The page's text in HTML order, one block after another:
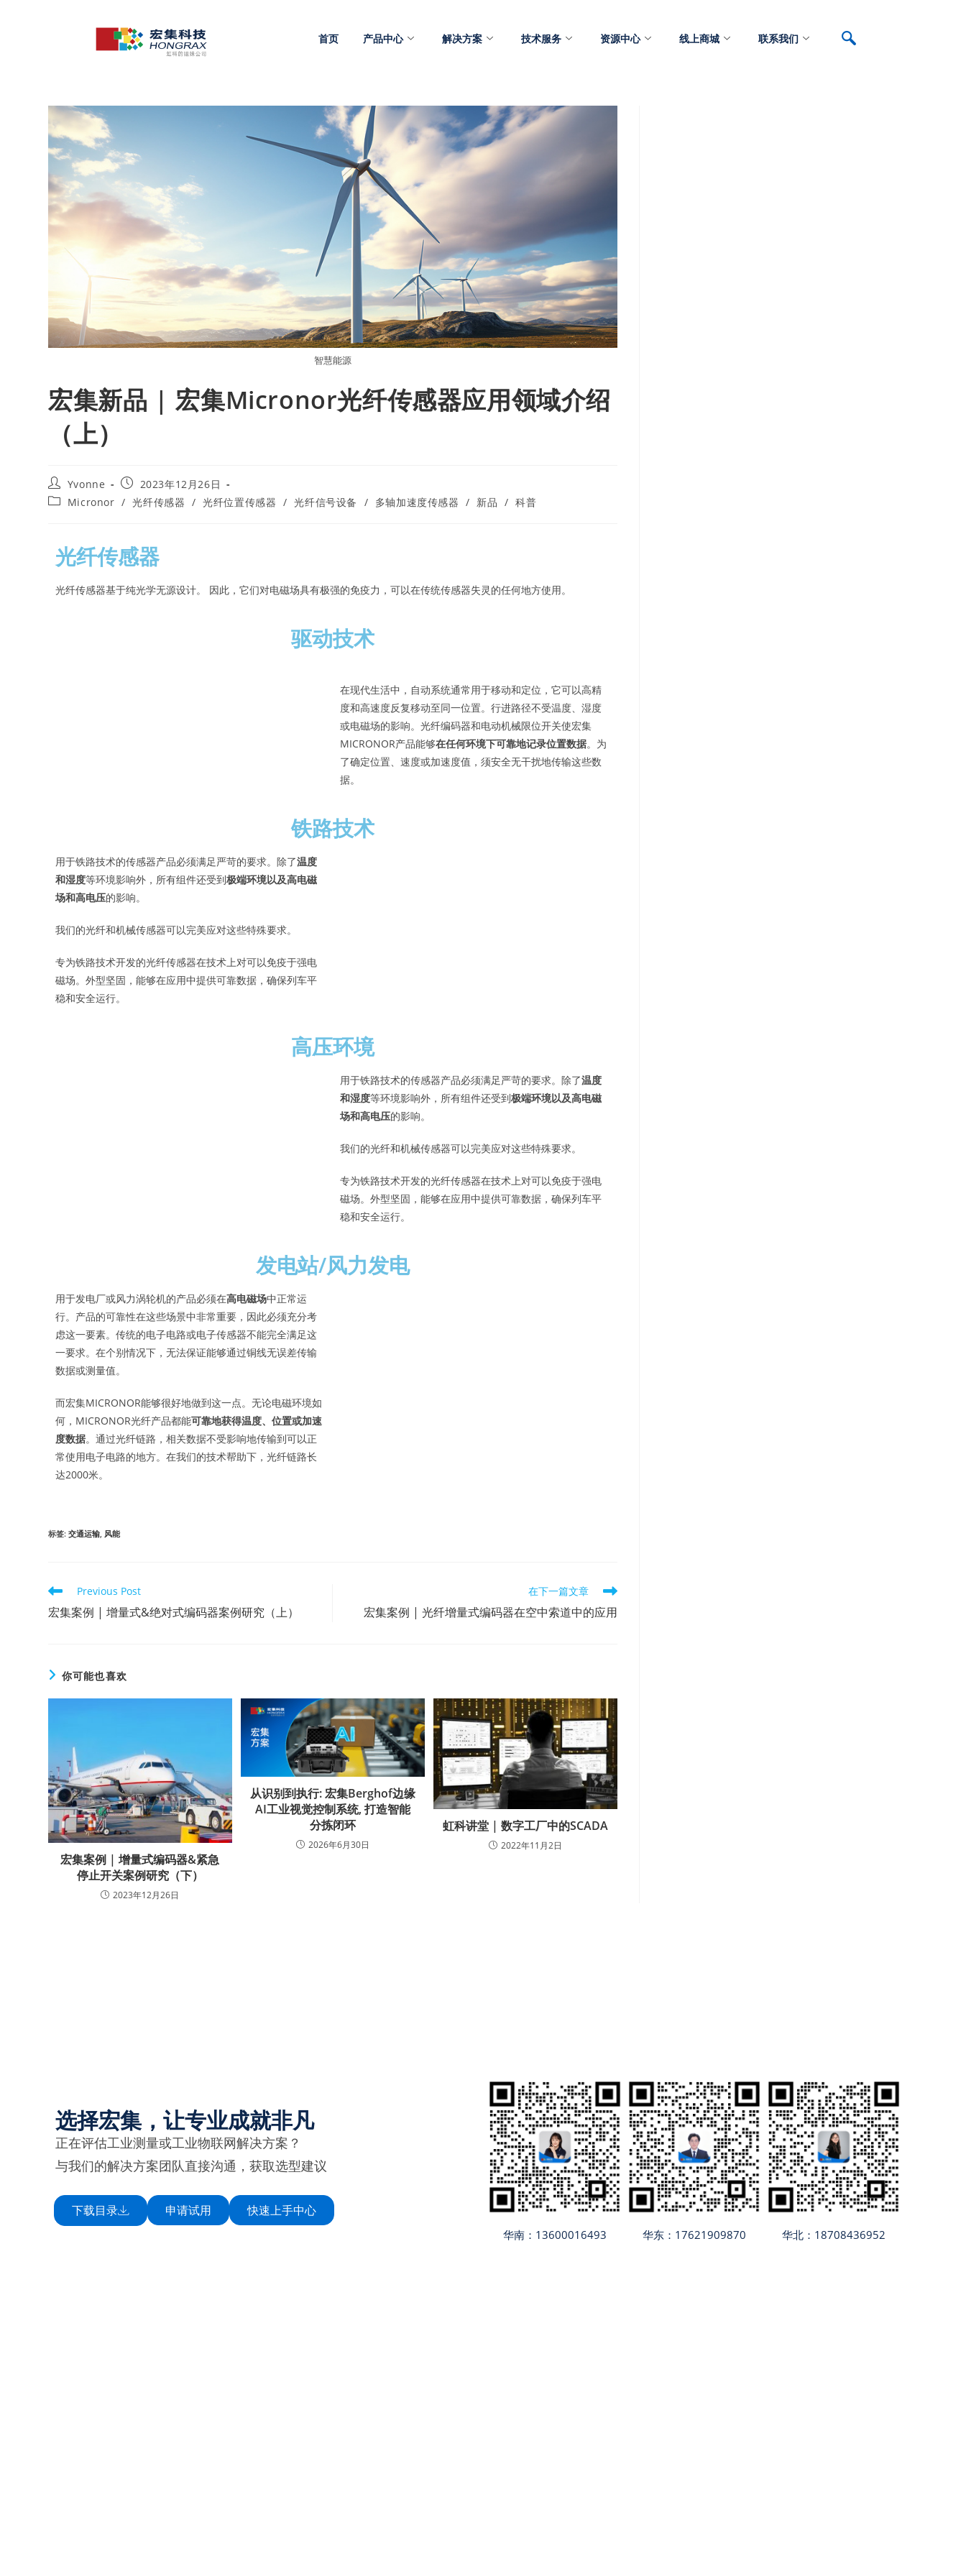
首页 产品中心 解决方案 技术服务 资源中心 线上商城 联系我们
智慧能源
宏集新品 | 宏集Micronor光纤传感器应用领域介绍
（上）
Yvonne
2023年12月26日
Micronor / 光纤传感器 / 光纤位置传感器 / 光纤信号设备 / 多轴加速度传感器 / 新品 / 科普
光纤传感器
光纤传感器基于纯光学无源设计。 因此，它们对电磁场具有极强的免疫力，可以在传统传感器失灵的任何地方使用。
驱动技术
在现代生活中，自动系统通常用于移动和定位，它可以高精
度和高速度反复移动至同一位置。行进路径不受温度、湿度
或电磁场的影响。光纤编码器和电动机械限位开关使宏集
MICRONOR产品能够在任何环境下可靠地记录位置数据。为
了确定位置、速度或加速度值，须安全无干扰地传输这些数
据。
铁路技术
用于铁路技术的传感器产品必须满足严苛的要求。除了温度
和湿度等环境影响外，所有组件还受到极端环境以及高电磁
场和高电压的影响。
我们的光纤和机械传感器可以完美应对这些特殊要求。
专为铁路技术开发的光纤传感器在技术上对可以免疫于强电
磁场。外型坚固，能够在应用中提供可靠数据，确保列车平
稳和安全运行。
高压环境
用于铁路技术的传感器产品必须满足严苛的要求。除了温度
和湿度等环境影响外，所有组件还受到极端环境以及高电磁
场和高电压的影响。
我们的光纤和机械传感器可以完美应对这些特殊要求。
专为铁路技术开发的光纤传感器在技术上对可以免疫于强电
磁场。外型坚固，能够在应用中提供可靠数据，确保列车平
稳和安全运行。
发电站/风力发电
用于发电厂或风力涡轮机的产品必须在高电磁场中正常运
行。产品的可靠性在这些场景中非常重要，因此必须充分考
虑这一要素。传统的电子电路或电子传感器不能完全满足这
一要求。在个别情况下，无法保证能够通过铜线无误差传输
数据或测量值。
而宏集MICRONOR能够很好地做到这一点。无论电磁环境如
何，MICRONOR光纤产品都能可靠地获得温度、位置或加速
度数据。通过光纤链路，相关数据不受影响地传输到可以正
常使用电子电路的地方。在我们的技术帮助下，光纤链路长
达2000米。
标签:交通运输, 风能
Previous Post
宏集案例 | 增量式&绝对式编码器案例研究（上）
在下一篇文章
宏集案例 | 光纤增量式编码器在空中索道中的应用
你可能也喜欢
宏集案例 | 增量式编码器&紧急
停止开关案例研究（下）
2023年12月26日
从识别到执行: 宏集Berghof边缘
AI工业视觉控制系统, 打造智能
分拣闭环
2026年6月30日
虹科讲堂 | 数字工厂中的SCADA
2022年11月2日
选择宏集，让专业成就非凡
正在评估工业测量或工业物联网解决方案？
与我们的解决方案团队直接沟通，获取选型建议
下载目录 申请试用 快速上手中心
华南：13600016493 华东：17621909870 华北：18708436952